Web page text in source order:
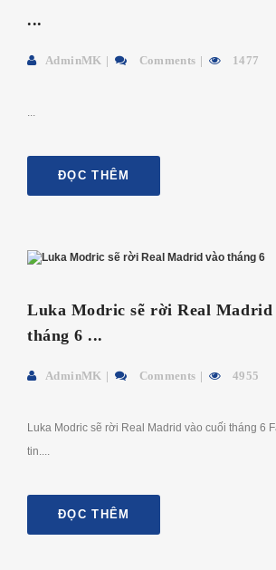
...
AdminMK Comments 1477
...
ĐỌC THÊM
Luka Modric sẽ rời Real Madrid
tháng 6 ...
AdminMK Comments 4955
Luka Modric sẽ rời Real Madrid vào cuối tháng 6
tin....
ĐỌC THÊM